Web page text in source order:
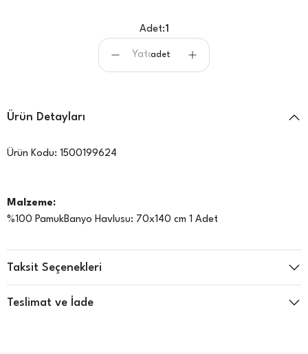
Adet:1
adet
Ürün Detayları
Ürün Kodu: 1500199624
Malzeme:
%100 PamukBanyo Havlusu: 70x140 cm 1 Adet
Taksit Seçenekleri
Teslimat ve İade